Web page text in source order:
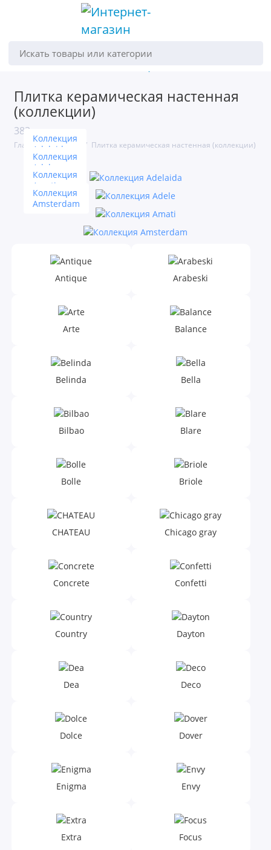
Искать товары или категории
Плитка керамическая настенная
(коллекции)
383 товара
Главная Плитка Плитка керамическая настенная (коллекции)
Инструмент сопутствующий
Карандаши, декоративные элементы
Керамическая напольная плитка
Керамическая настенная плитка
Керамогранит
Клей для плитки,затирки,грунтовки
Клинкер
Клинкер (общ)
Мозаика
Профиль для кафеля
Коллекция
Adelaida
Коллекция
Adele
Коллекция
Amati
Коллекция
Amsterdam
Antique Arabeski
Arte Balance
Belinda Bella
Bilbao Blare
Bolle Briole
CHATEAU Chicago gray
Concrete Confetti
Country Dayton
Dea Deco
Dolce Dover
Enigma Envy
Extra Focus